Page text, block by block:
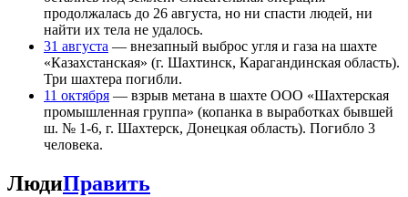
продолжалась до 26 августа, но ни спасти людей, ни
найти их тела не удалось.
31 августа — внезапный выброс угля и газа на шахте
«Казахстанская» (г. Шахтинск, Карагандинская область).
Три шахтера погибли.
11 октября — взрыв метана в шахте ООО «Шахтерская
промышленная группа» (копанка в выработках бывшей
ш. № 1-6, г. Шахтерск, Донецкая область). Погибло 3
человека.
ЛюдиПравить